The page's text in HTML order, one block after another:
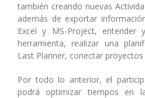
también creando nuevas
además de exportar
Excel y MS-Project, entender
herramienta, realizar una
Last Planner, conectar
Por todo lo anterior, el
podrá optimizar tiempos en